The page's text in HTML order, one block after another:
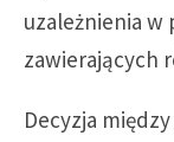
uzależnienia
zawierających
Decyzja